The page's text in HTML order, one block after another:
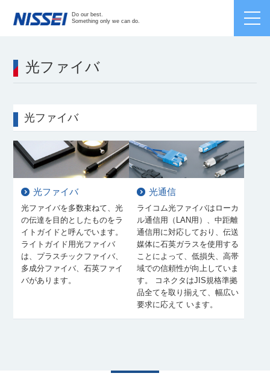
Do our best.
Something only we can do.
光ファイバ
光ファイバ
光ファイバ
光ファイバを多数束ねて、光
の伝達を目的としたものをラ
イトガイドと呼んでいます。
ライトガイド用光ファイバ
は、プラスチックファイバ、
多成分ファイバ、石英ファイ
バがあります。
光通信
ライコム光ファイバはローカ
ル通信用（LAN用）、中距離
通信用に対応しており、伝送
媒体に石英ガラスを使用する
ことによって、低損失、高帯
域での信頼性が向上していま
す。 コネクタはJIS規格準拠
品全てを取り揃えて、幅広い
要求に応えて います。